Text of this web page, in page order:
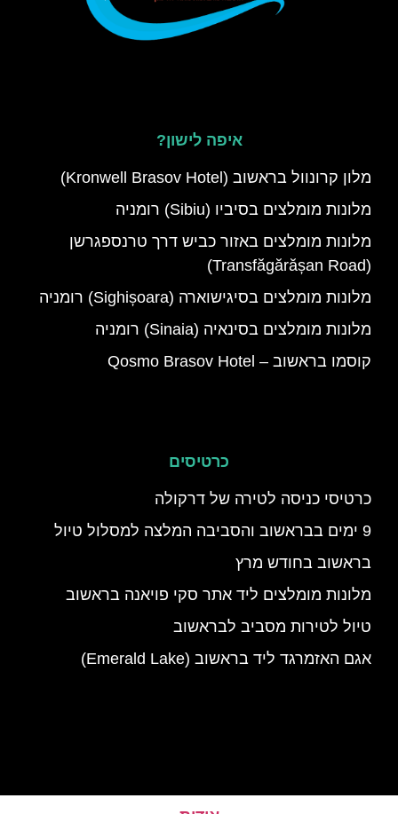
איפה לישון?
מלון קרונוול בראשוב (Kronwell Brasov Hotel)
מלונות מומלצים בסיביו (Sibiu) רומניה
מלונות מומלצים באזור כביש דרך טרנספגרשן
(Transfăgărășan Road)
מלונות מומלצים בסיגישוארה (Sighișoara) רומניה
מלונות מומלצים בסינאיה (Sinaia) רומניה
קוסמו בראשוב – Qosmo Brasov Hotel
כרטיסים
כרטיסי כניסה לטירה של דרקולה
9 ימים בבראשוב והסביבה המלצה למסלול טיול
בראשוב בחודש מרץ
מלונות מומלצים ליד אתר סקי פויאנה בראשוב
טיול לטירות מסביב לבראשוב
אגם האזמרגד ליד בראשוב (Emerald Lake)